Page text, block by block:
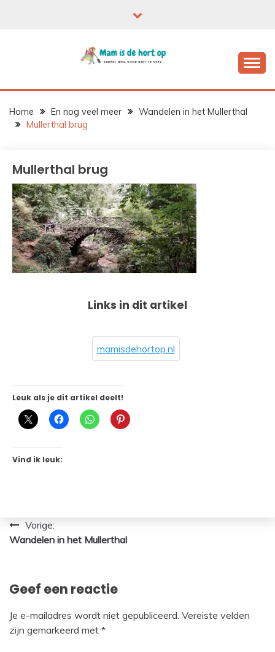
Home En nog veel meer
Wandelen in het Mullerthal
Mullerthal brug
Mullerthal brug
Links in dit artikel
mamisdehortop.nl
Leuk als je dit artikel deelt!
Vind ik leuk:
Bericht
navigatie
Vorige:
Wandelen in het Mullerthal
Geef een reactie
Je e-mailadres wordt niet gepubliceerd. Vereiste velden
zijn gemarkeerd met *